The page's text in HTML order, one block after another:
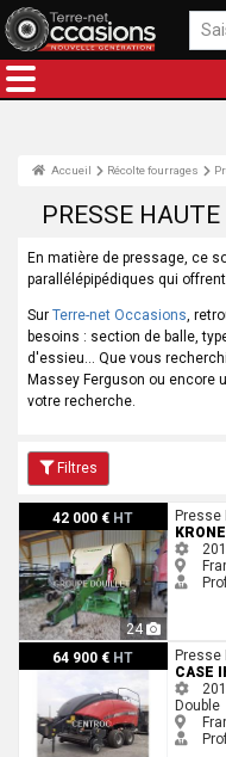
Accueil Récolte fourrages
PRESSE
En matière de pressage, ce
parallélépipédiques qui
Sur Terre-net Occasions ,
besoins : section de balle,
d'essieu... Que vous
Massey Ferguson ou encore
votre recherche.
Filtres
42 000 € HT
24
Krone 1290
Presse
64 900 € HT
Case IH LB 434 R
Presse
CASE
Double